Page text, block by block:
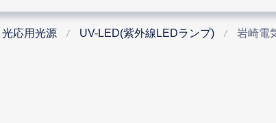
光応用光源 UV-LED(紫外線LEDランプ) 岩崎電